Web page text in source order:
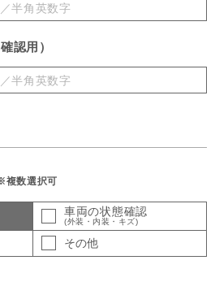
認用）
複数選択可
車両の状態確認
(外装・内装・キズ)
その他